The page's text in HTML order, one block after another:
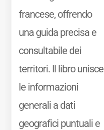
francese, offrendo
una guida precisa e
consultabile dei
territori. Il libro unisce
le informazioni
generali a dati
geografici puntuali e